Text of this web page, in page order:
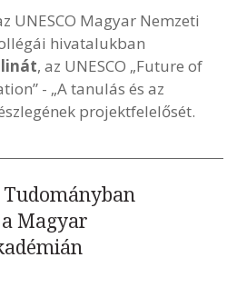
UNESCO Magyar Nemzeti
hivatalukban
, az UNESCO „Future of
- „A tanulás és az
projektfelelősét.
Magyar